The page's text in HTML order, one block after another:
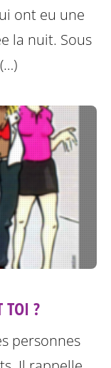
ont eu une
la nuit. Sous
TOI ?
personnes